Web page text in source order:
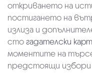
откриването на
постигането на
излиза и
стогадателски
моментите на
предстоящи избори